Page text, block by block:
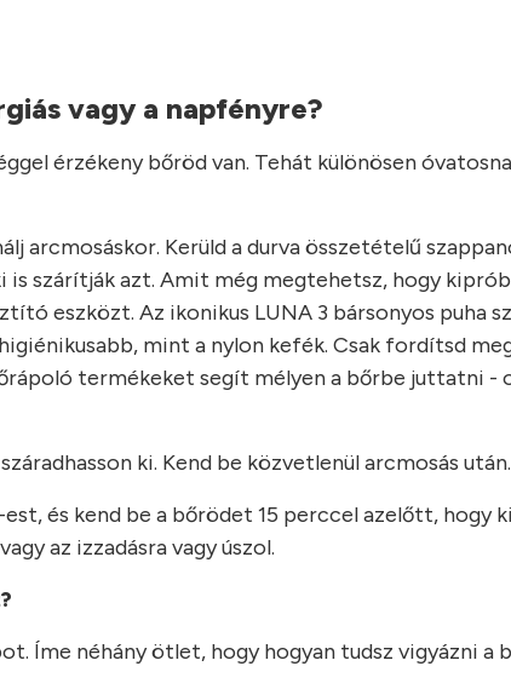
vagy a napfényre?
érzékeny bőröd van. Tehát különösen
arcmosáskor. Kerüld a durva összetételű
is szárítják azt. Amit még megtehetsz, hogy
eszközt. Az ikonikus LUNA 3 bársonyos puha
mint a nylon kefék. Csak fordítsd
termékeket segít mélyen a bőrbe juttatni -
ki. Kend be közvetlenül arcmosás után.
és kend be a bőrödet 15 perccel azelőtt, hogy
az izzadásra vagy úszol.
Íme néhány ötlet, hogy hogyan tudsz vigyázni a